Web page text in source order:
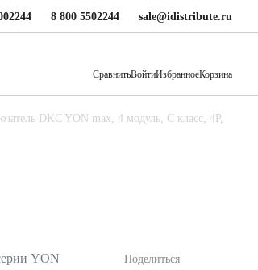
8 800 5502244 sale@idistribute.ru
СравнитьВойтиИзбранноеКорзина
DKC YON max, 4 модуль, C класс, 4P,
YON
Поделиться